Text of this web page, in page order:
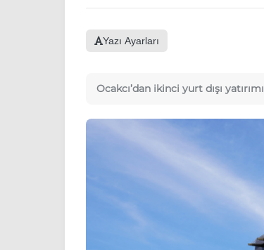
Yazı Ayarları
Ocakcı’dan ikinci yurt dışı yatırımı